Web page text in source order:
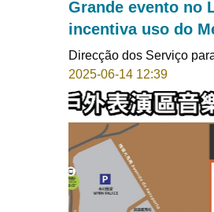
Grande evento no
incentiva uso do
Direcção dos Serviço
2025-06-14 12:39